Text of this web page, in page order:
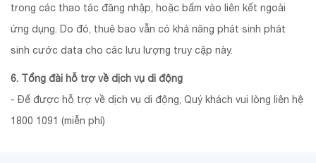
trong các thao tác đăng nhập, hoặc bấm vào liên kết ngoài
ứng dụng. Do đó, thuê bao vẫn có khả năng phát sinh phát
sinh cước data cho các lưu lượng truy cập này.
6. Tổng đài hỗ trợ về dịch vụ di động
- Để được hỗ trợ về dịch vụ di động, Quý khách vui lòng liên hệ
1800 1091 (miễn phí)